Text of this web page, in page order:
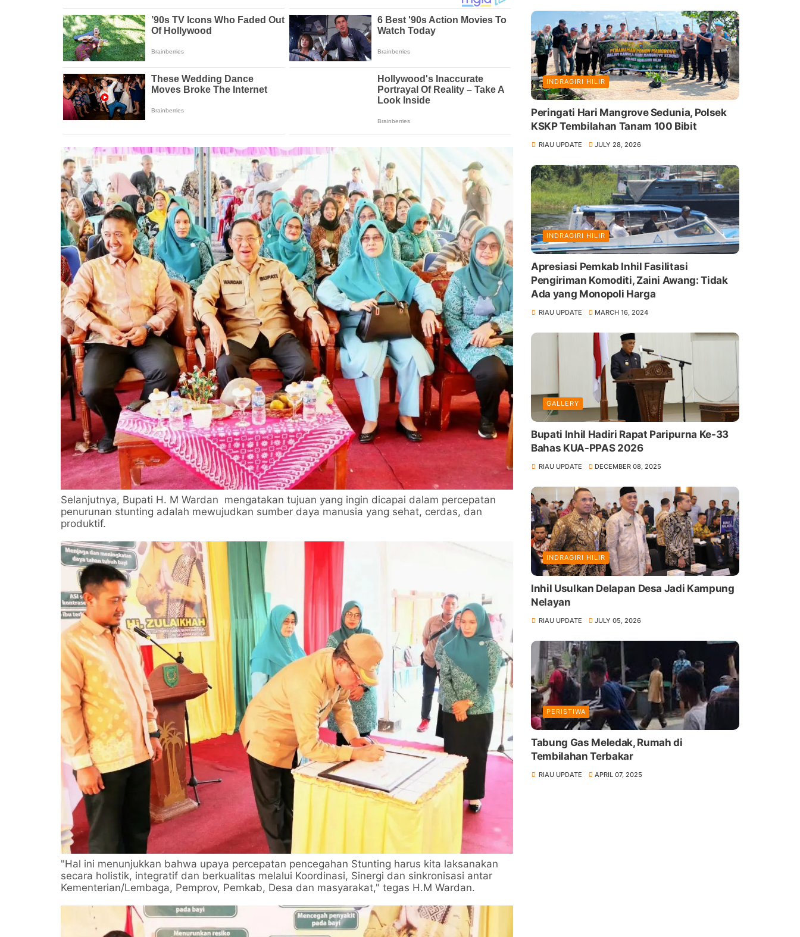
Selanjutnya, Bupati H. M Wardan mengatakan tujuan yang ingin dicapai dalam percepatan
penurunan stunting adalah mewujudkan sumber daya manusia yang sehat, cerdas, dan
produktif.
"Hal ini menunjukkan bahwa upaya percepatan pencegahan Stunting harus kita laksanakan
secara holistik, integratif dan berkualitas melalui Koordinasi, Sinergi dan sinkronisasi antar
Kementerian/Lembaga, Pemprov, Pemkab, Desa dan masyarakat," tegas H.M Wardan.
INDRAGIRI HILIR
Peringati Hari Mangrove Sedunia, Polsek
KSKP Tembilahan Tanam 100 Bibit
RIAU UPDATE JULY 28, 2026
INDRAGIRI HILIR
Apresiasi Pemkab Inhil Fasilitasi
Pengiriman Komoditi, Zaini Awang: Tidak
Ada yang Monopoli Harga
RIAU UPDATE MARCH 16, 2024
GALLERY
Bupati Inhil Hadiri Rapat Paripurna Ke-33
Bahas KUA-PPAS 2026
RIAU UPDATE DECEMBER 08, 2025
INDRAGIRI HILIR
Inhil Usulkan Delapan Desa Jadi Kampung
Nelayan
RIAU UPDATE JULY 05, 2026
PERISTIWA
Tabung Gas Meledak, Rumah di
Tembilahan Terbakar
RIAU UPDATE APRIL 07, 2025